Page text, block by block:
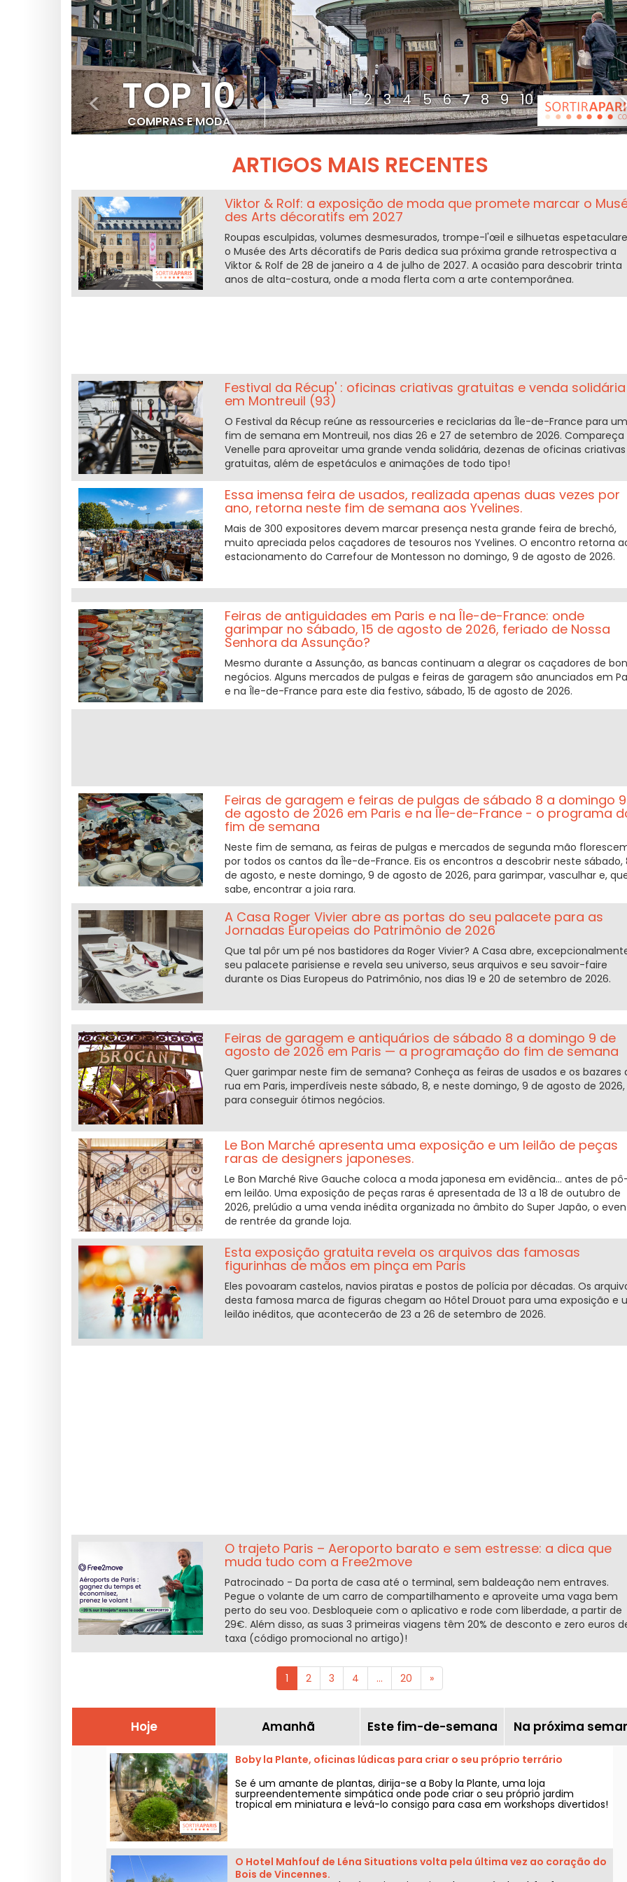
TOP 10
COMPRAS E MODA
1 2 3 4 5 6 7 8 9 10
<
ARTIGOS MAIS RECENTES
Viktor & Rolf: a exposição de moda que promete marcar o
des Arts décoratifs em 2027
Roupas esculpidas, volumes desmesurados, trompe-l'œil e silhuetas
o Musée des Arts décoratifs de Paris dedica sua próxima grande retrospectiva a
Viktor & Rolf de 28 de janeiro a 4 de julho de 2027. A ocasião para descobrir trinta
anos de alta-costura, onde a moda flerta com a arte contemporânea.
Festival da Récup' : oficinas criativas gratuitas e venda solidária
em Montreuil (93)
O Festival da Récup reúne as ressourceries e reciclarias da Île-de-France para um
fim de semana em Montreuil, nos dias 26 e 27 de setembro de 2026. Compareça
Venelle para aproveitar uma grande venda solidária, dezenas de oficinas
gratuitas, além de espetáculos e animações de todo tipo!
Essa imensa feira de usados, realizada apenas duas vezes por
ano, retorna neste fim de semana aos Yvelines.
Mais de 300 expositores devem marcar presença nesta grande feira de brechó,
muito apreciada pelos caçadores de tesouros nos Yvelines. O encontro retorna
estacionamento do Carrefour de Montesson no domingo, 9 de agosto de 2026.
Feiras de antiguidades em Paris e na Île-de-France: onde
garimpar no sábado, 15 de agosto de 2026, feriado de Nossa
Senhora da Assunção?
Mesmo durante a Assunção, as bancas continuam a alegrar os caçadores de
negócios. Alguns mercados de pulgas e feiras de garagem são anunciados em
e na Île-de-France para este dia festivo, sábado, 15 de agosto de 2026.
Feiras de garagem e feiras de pulgas de sábado 8 a domingo 9
de agosto de 2026 em Paris e na Île-de-France - o programa
fim de semana
Neste fim de semana, as feiras de pulgas e mercados de segunda mão
por todos os cantos da Île-de-France. Eis os encontros a descobrir neste sábado,
de agosto, e neste domingo, 9 de agosto de 2026, para garimpar, vasculhar e,
sabe, encontrar a joia rara.
A Casa Roger Vivier abre as portas do seu palacete para as
Jornadas Europeias do Patrimônio de 2026
Que tal pôr um pé nos bastidores da Roger Vivier? A Casa abre,
seu palacete parisiense e revela seu universo, seus arquivos e seu savoir-faire
durante os Dias Europeus do Patrimônio, nos dias 19 e 20 de setembro de 2026.
Feiras de garagem e antiquários de sábado 8 a domingo 9 de
agosto de 2026 em Paris — a programação do fim de semana
Quer garimpar neste fim de semana? Conheça as feiras de usados e os bazares
rua em Paris, imperdíveis neste sábado, 8, e neste domingo, 9 de agosto de 2026,
para conseguir ótimos negócios.
Le Bon Marché apresenta uma exposição e um leilão de peças
raras de designers japoneses.
Le Bon Marché Rive Gauche coloca a moda japonesa em evidência... antes de
em leilão. Uma exposição de peças raras é apresentada de 13 a 18 de outubro de
2026, prelúdio a uma venda inédita organizada no âmbito do Super Japão, o
de rentrée da grande loja.
Esta exposição gratuita revela os arquivos das famosas
figurinhas de mãos em pinça em Paris
Eles povoaram castelos, navios piratas e postos de polícia por décadas. Os
desta famosa marca de figuras chegam ao Hôtel Drouot para uma exposição e
leilão inéditos, que acontecerão de 23 a 26 de setembro de 2026.
O trajeto Paris – Aeroporto barato e sem estresse: a dica que
muda tudo com a Free2move
Patrocinado - Da porta de casa até o terminal, sem baldeação nem entraves.
Pegue o volante de um carro de compartilhamento e aproveite uma vaga bem
perto do seu voo. Desbloqueie com o aplicativo e rode com liberdade, a partir de
29€. Além disso, as suas 3 primeiras viagens têm 20% de desconto e zero euros
taxa (código promocional no artigo)!
1 2 3 4 ... 20 »
Hoje Amanhã Este fim-de-semana Na próxima
Boby la Plante, oficinas lúdicas para criar o seu próprio terrário
Se é um amante de plantas, dirija-se a Boby la Plante, uma loja
surpreendentemente simpática onde pode criar o seu próprio jardim
tropical em miniatura e levá-lo consigo para casa em workshops divertidos!
O Hotel Mahfouf de Léna Situations volta pela última vez ao coração do
Bois de Vincennes.